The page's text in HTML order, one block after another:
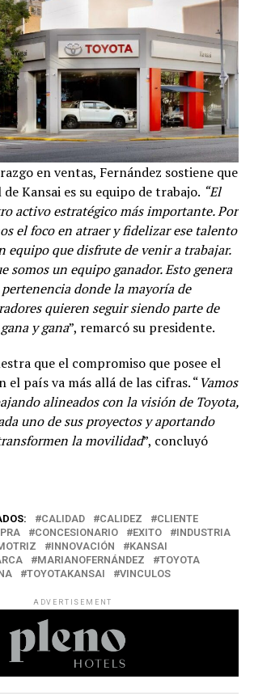
en ventas, Fernández sostiene que
Kansai es su equipo de trabajo. “El
activo estratégico más importante. Por
el foco en atraer y fidelizar ese talento
equipo que disfrute de venir a trabajar.
somos un equipo ganador. Esto genera
donde la mayoría de
quieren seguir siendo parte de
y gana”, remarcó su presidente.
que el compromiso que posee el
el país va más allá de las cifras. “Vamos
alineados con la visión de Toyota,
uno de sus proyectos y aportando
la movilidad”, concluyó
CALIDAD CALIDEZ
CLIENTE
CONCESIONARIO EXITO
INDUSTRIA
INNOVACIÓN
KANSAI
MARIANOFERNÁNDEZ
TOYOTA
TOYOTAKANSAI VINCULOS
ADVERTISEMENT